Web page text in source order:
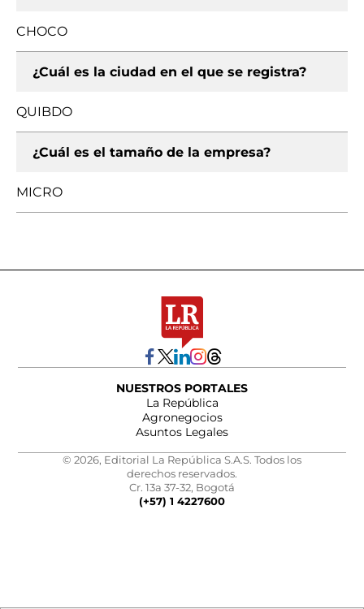
CHOCO
¿Cuál es la ciudad en el que se registra?
QUIBDO
¿Cuál es el tamaño de la empresa?
MICRO
NUESTROS PORTALES
La República
Agronegocios
Asuntos Legales
© 2026, Editorial La República S.A.S. Todos los
derechos reservados.
Cr. 13a 37-32, Bogotá
(+57) 1 4227600